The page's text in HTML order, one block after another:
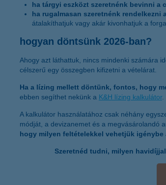
ha tárgyi eszközt szeretnénk bevinni a
ha rugalmasan szeretnénk rendelkezni
átalakíthatjuk vagy akár kivonhatjuk a
hogyan döntsünk 2026-ban?
Ahogy azt láthattuk, nincs mindenki számára
célszerű egy összegben kifizetni a vételárat.
Ha a lízing mellett döntünk, fontos, hogy
ebben segíthet nekünk a K&H lízing kalkulátor.
A kalkulátor használatához csak néhány
módját, a devizanemet és a megvásárolandó
hogy milyen feltételekkel vehetjük igénybe
Szeretnéd tudni, milyen